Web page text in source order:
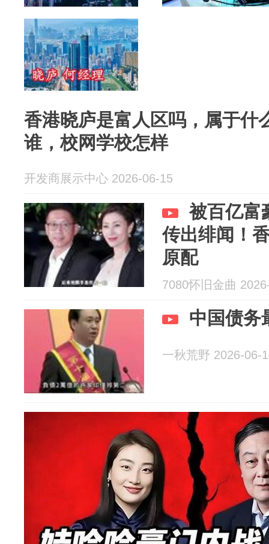
香港晓庐是富人区吗，属于什
谁，校网学校怎样
开发商展示中心 2026-06-15
被百亿富
传出绯闻！
原配
7080怀旧金曲
中国债务
一秋荒野 2026-06-